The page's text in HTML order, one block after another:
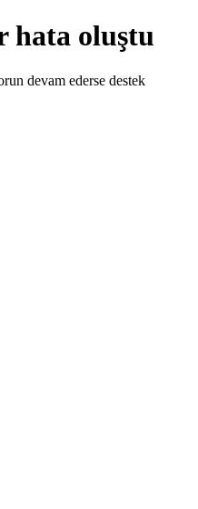
hata oluştu
devam ederse destek